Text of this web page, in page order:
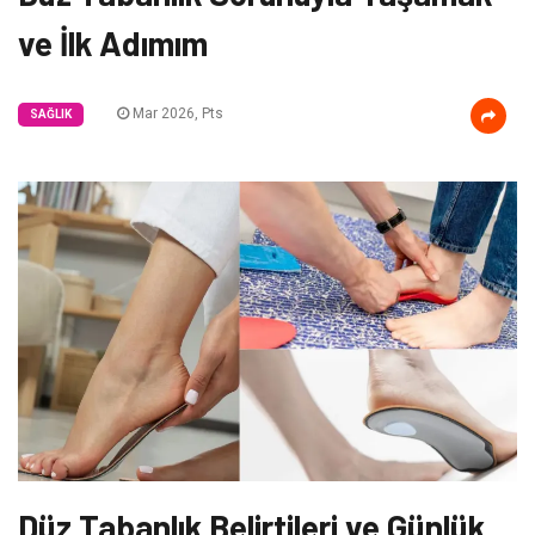
ve İlk Adımım
SAĞLIK Mar 2026, Pts
Düz Tabanlık Belirtileri ve Günlük